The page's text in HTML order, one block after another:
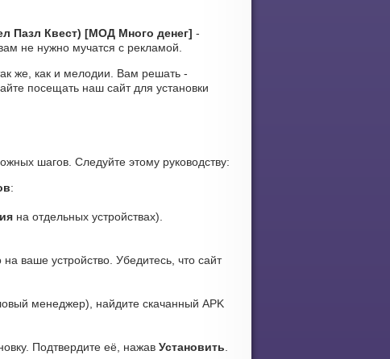
Пазл Квест) [МОД Много денег] -
не нужно мучатся с рекламой.
же, как и мелодии. Вам решать -
посещать наш сайт для установки
шагов. Следуйте этому руководству:
:
на отдельных устройствах).
ваше устройство. Убедитесь, что сайт
менеджер), найдите скачанный APK
Подтвердите её, нажав Установить